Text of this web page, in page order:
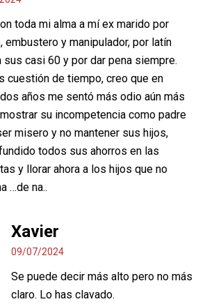
toda mi alma a mí ex marido por
embustero y manipulador, por latín
sus casi 60 y por dar pena siempre.
cuestión de tiempo, creo que en
años me sentó más odio aún más
su incompetencia como padre
misero y no mantener sus hijos,
todos sus ahorros en las
y llorar ahora a los hijos que no
…de na..
Xavier
09/07/2024
Se puede decir más alto pero no más
claro. Lo has clavado.